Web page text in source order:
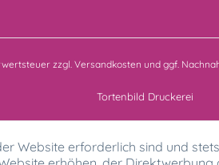
zzgl. Versandkosten und ggf.
Tortenbild Druckerei
Website erforderlich sind und